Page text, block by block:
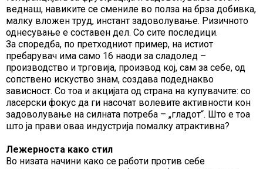
веднаш, навиките се смениле во полза на брза добивка,
малку вложен труд, инстант задоволување. Ризичното
однесување е составен дел. Со сите последици.
За споредба, по претходниот пример, на истиот
пребарувач има само 16 наоди за сладолед –
производство и трговија, производ кој, сам за себе, од
сопствено искуство знам, создава подеднакво
зависност. Со тоа и акцијата од страна на купувачите: со
ласерски фокус да ги насочат волевите активности кон
задоволување на силната потреба – „гладот“. Што е тоа
што ја прави оваа индустрија помалку атрактивна?
Лежерноста како стил
Во низата начини како се работи против себе